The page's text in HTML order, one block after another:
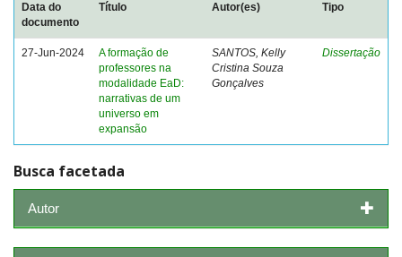
Data do
documento
Título Autor(es) Tipo
27-Jun-2024
A formação de
professores na
modalidade EaD:
narrativas de um
universo em
expansão
SANTOS, Kelly
Cristina Souza
Gonçalves
Dissertação
Busca facetada
Autor